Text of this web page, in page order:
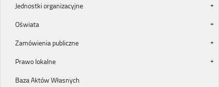
Jednostki organizacyjne
Oświata
Zamówienia publiczne
Prawo lokalne
Baza Aktów Własnych